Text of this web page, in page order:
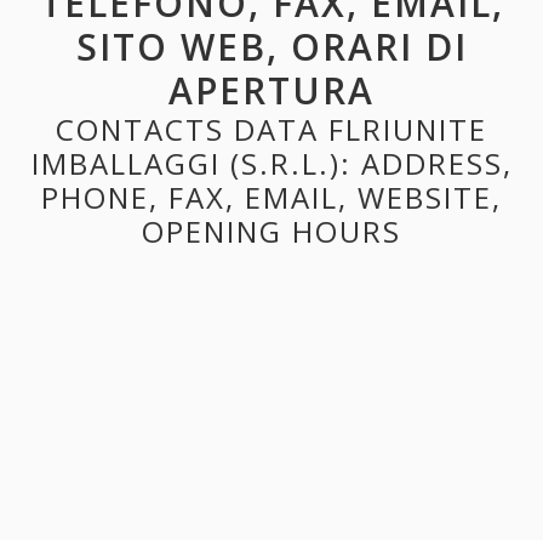
SITO WEB, ORARI DI
APERTURA
CONTACTS DATA FLRIUNITE
IMBALLAGGI (S.R.L.): ADDRESS,
PHONE, FAX, EMAIL, WEBSITE,
OPENING HOURS